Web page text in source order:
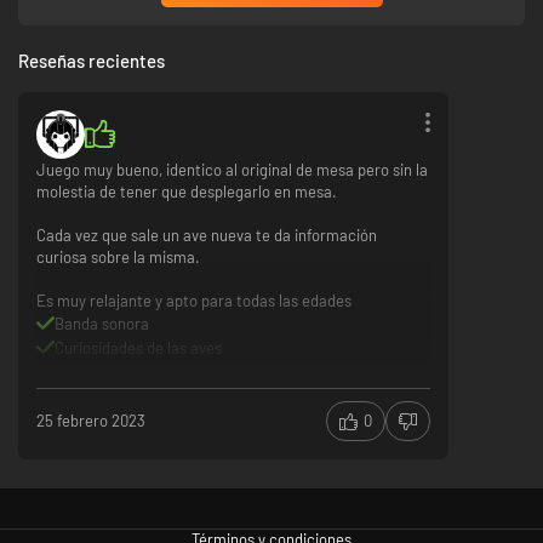
Reseñas recientes
Juego muy bueno, identico al original de mesa pero sin la
molestia de tener que desplegarlo en mesa.
Cada vez que sale un ave nueva te da información
curiosa sobre la misma.
Es muy relajante y apto para todas las edades
Banda sonora
Curiosidades de las aves
muy repetitivo y puede llegar a ser molesto
25 febrero 2023
0
Términos y condiciones